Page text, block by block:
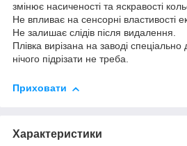
змінює насиченості та яскравості
Не впливає на сенсорні властивості
Не залишає слідів після видалення.
Плівка вирізана на заводі
нічого підрізати не треба.
Приховати
Характеристики